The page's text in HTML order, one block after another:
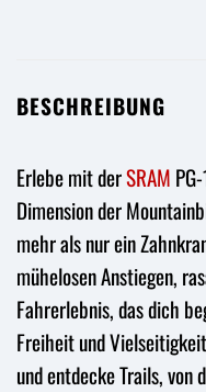
BESCHREIBUNG
Erlebe mit derSRAM
Dimension der
mehr als nur ein
mühelosen Anstiegen,
Fahrerlebnis, das dich
Freiheit und
und entdecke Trails,